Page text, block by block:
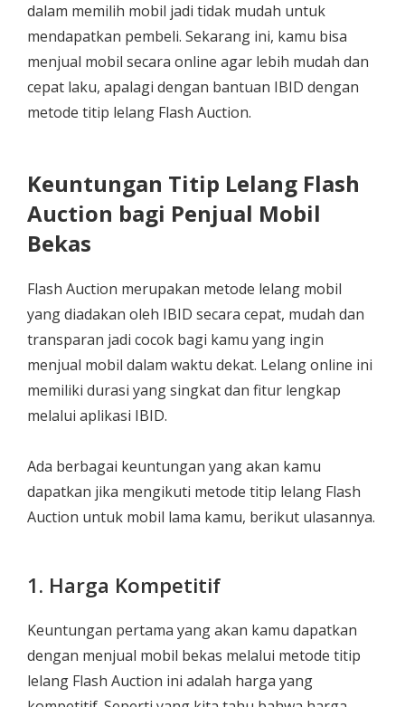
dalam memilih mobil jadi tidak mudah untuk
mendapatkan pembeli. Sekarang ini, kamu bisa
menjual mobil secara online agar lebih mudah dan
cepat laku, apalagi dengan bantuan IBID dengan
metode titip lelang Flash Auction.
Keuntungan Titip Lelang Flash
Auction bagi Penjual Mobil
Bekas
Flash Auction merupakan metode lelang mobil
yang diadakan oleh IBID secara cepat, mudah dan
transparan jadi cocok bagi kamu yang ingin
menjual mobil dalam waktu dekat. Lelang online ini
memiliki durasi yang singkat dan fitur lengkap
melalui aplikasi IBID.
Ada berbagai keuntungan yang akan kamu
dapatkan jika mengikuti metode titip lelang Flash
Auction untuk mobil lama kamu, berikut ulasannya.
1. Harga Kompetitif
Keuntungan pertama yang akan kamu dapatkan
dengan menjual mobil bekas melalui metode titip
lelang Flash Auction ini adalah harga yang